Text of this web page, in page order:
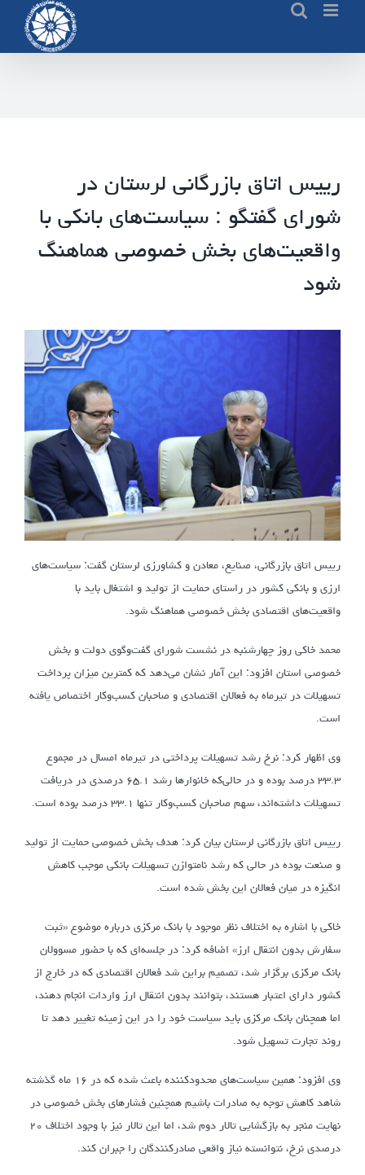
content
رییس اتاق بازرگانی لرستان در
شورای گفتگو : سیاست‌های بانکی با
واقعیت‌های بخش خصوصی هماهنگ
شود
رییس اتاق بازرگانی، صنایع، معادن و کشاورزی لرستان گفت: سیاست‌های
ارزی و بانکی کشور در راستای حمایت از تولید و اشتغال باید با
واقعیت‌های اقتصادی بخش خصوصی هماهنگ شود.
محمد خاکی روز چهارشنبه در نشست شورای گفت‌وگوی دولت و بخش
خصوصی استان افزود: این آمار نشان می‌دهد که کمترین میزان پرداخت
تسهیلات در تیرماه به فعالان اقتصادی و صاحبان کسب‌وکار اختصاص یافته
است.
وی اظهار کرد: نرخ رشد تسهیلات پرداختی در تیرماه امسال در مجموع
۳۳.۳ درصد بوده و در حالی‌که خانوارها رشد ۶۵.۱ درصدی در دریافت
تسهیلات داشته‌اند، سهم صاحبان کسب‌وکار تنها ۳۳.۱ درصد بوده است.
رییس اتاق بازرگانی لرستان بیان کرد: هدف بخش خصوصی حمایت از تولید
و صنعت بوده در حالی که رشد نامتوازن تسهیلات بانکی موجب کاهش
انگیزه در میان فعالان این بخش شده است.
خاکی با اشاره به اختلاف نظر موجود با بانک مرکزی درباره موضوع «ثبت
سفارش بدون انتقال ارز» اضافه کرد: در جلسه‌ای که با حضور مسوولان
بانک مرکزی برگزار شد، تصمیم براین شد فعالان اقتصادی که در خارج از
کشور دارای اعتبار هستند، بتوانند بدون انتقال ارز واردات انجام دهند،
اما همچنان بانک مرکزی باید سیاست خود را در این زمینه تغییر دهد تا
روند تجارت تسهیل شود.
وی افزود: همین سیاست‌های محدودکننده باعث شده که در ۱۶ ماه گذشته
شاهد کاهش توجه به صادرات باشیم همچنین فشارهای بخش خصوصی در
نهایت منجر به بازگشایی تالار دوم شد، اما این تالار نیز با وجود اختلاف ۲۰
درصدی نرخ، نتوانسته نیاز واقعی صادرکنندگان را جبران کند.